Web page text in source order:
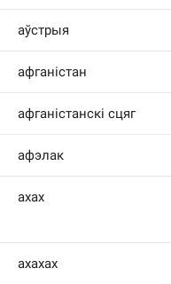
аўстрыя
афганістан
афганістанскі сцяг
афэлак
ахах
ахахах